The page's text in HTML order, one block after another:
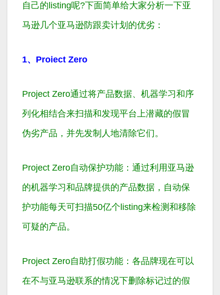
自己的listing呢?下面简单给大家分析一下亚
马逊几个亚马逊防跟卖计划的优劣：
1、Proiect Zero
Project Zero通过将产品数据、机器学习和序
列化相结合来扫描和发现平台上潜藏的假冒
伪劣产品，并先发制人地清除它们。
Project Zero自动保护功能：通过利用亚马逊
的机器学习和品牌提供的产品数据，自动保
护功能每天可扫描50亿个listing来检测和移除
可疑的产品。
Project Zero自助打假功能：各品牌现在可以
在不与亚马逊联系的情况下删除标记过的假